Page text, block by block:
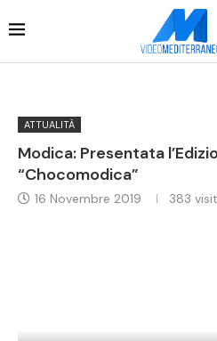
ATTUALITÀ
Modica: Presentata
“Chocomodica”
16 Novembre 2019 383